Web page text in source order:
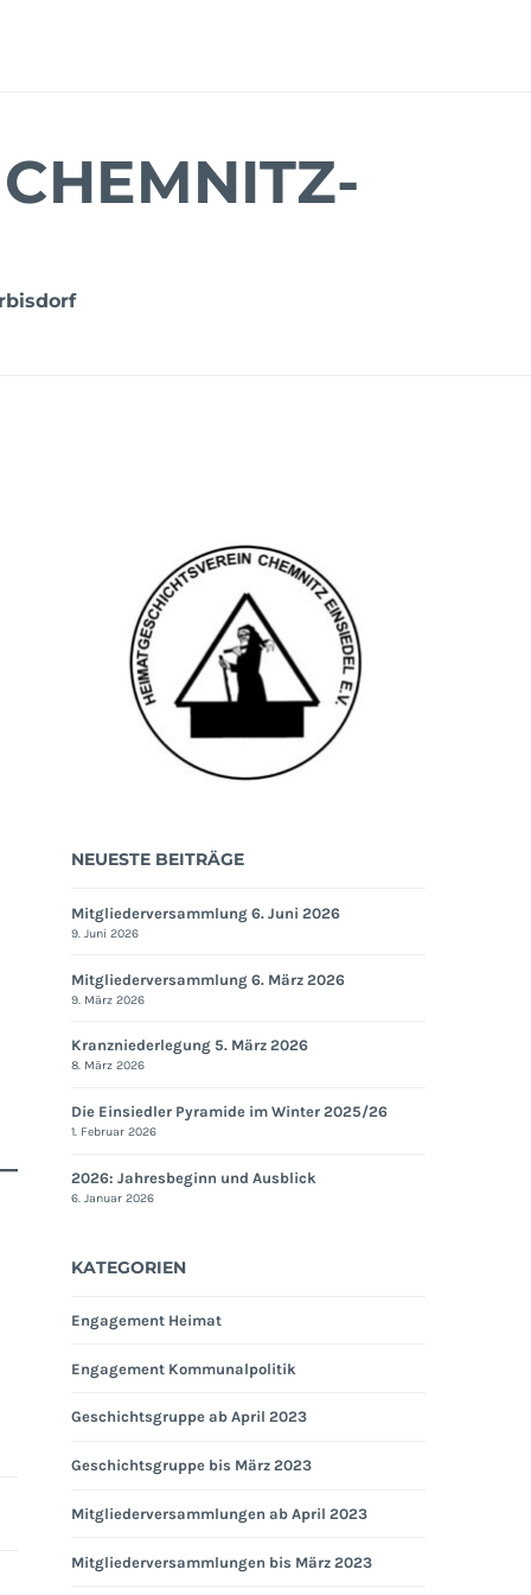
NEUESTE BEITRÄGE
Mitgliederversammlung 6. Juni 2026
9. Juni 2026
Mitgliederversammlung 6. März 2026
9. März 2026
Kranzniederlegung 5. März 2026
8. März 2026
Die Einsiedler Pyramide im Winter 2025/26
1. Februar 2026
2026: Jahresbeginn und Ausblick
6. Januar 2026
KATEGORIEN
Engagement Heimat
Engagement Kommunalpolitik
Geschichtsgruppe ab April 2023
Geschichtsgruppe bis März 2023
Mitgliederversammlungen ab April 2023
Mitgliederversammlungen bis März 2023